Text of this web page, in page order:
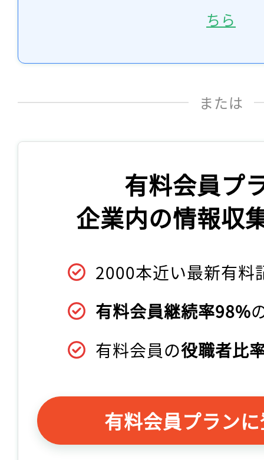
ちら
または
有料会員プ
企業内の情報収
2000本近い最新有料
有料会員継続率98%
有料会員の役職者比
有料会員プラン